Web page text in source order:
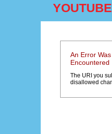
YOUTUBE